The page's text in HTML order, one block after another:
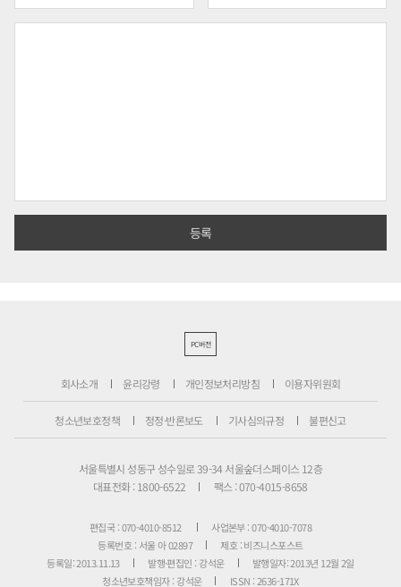
PC버전
회사소개 윤리강령 개인정보처리방침 이용자위원회
청소년보호정책 정정·반론보도 기사심의규정 불편신고
서울특별시 성동구 성수일로 39-34 서울숲더스페이스 12층
대표전화 : 1800-6522
팩스 : 070-4015-8658
편집국 : 070-4010-8512
사업본부 : 070-4010-7078
등록번호 : 서울 아 02897
제호 : 비즈니스포스트
등록일: 2013.11.13
발행·편집인 : 강석운
발행일자: 2013년 12월 2일
청소년보호책임자 : 강석운
ISSN : 2636-171X